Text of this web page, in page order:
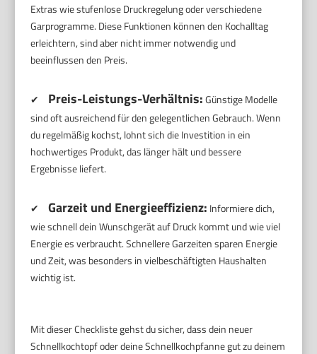
Extras wie stufenlose Druckregelung oder verschiedene
Garprogramme. Diese Funktionen können den Kochalltag
erleichtern, sind aber nicht immer notwendig und
beeinflussen den Preis.
✔ Preis-Leistungs-Verhältnis:Günstige Modelle
sind oft ausreichend für den gelegentlichen Gebrauch. Wenn
du regelmäßig kochst, lohnt sich die Investition in ein
hochwertiges Produkt, das länger hält und bessere
Ergebnisse liefert.
✔ Garzeit und Energieeffizienz: Informiere dich,
wie schnell dein Wunschgerät auf Druck kommt und wie viel
Energie es verbraucht. Schnellere Garzeiten sparen Energie
und Zeit, was besonders in vielbeschäftigten Haushalten
wichtig ist.
Mit dieser Checkliste gehst du sicher, dass dein neuer
Schnellkochtopf oder deine Schnellkochpfanne gut zu deinem